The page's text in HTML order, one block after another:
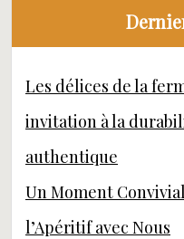
Les délices de la
invitation à la
authentique
Un Moment
l’Apéritif avec Nous